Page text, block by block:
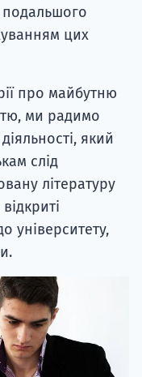
подальшого
цих
про майбутню
ми радимо
який
слід
літературу
університету,